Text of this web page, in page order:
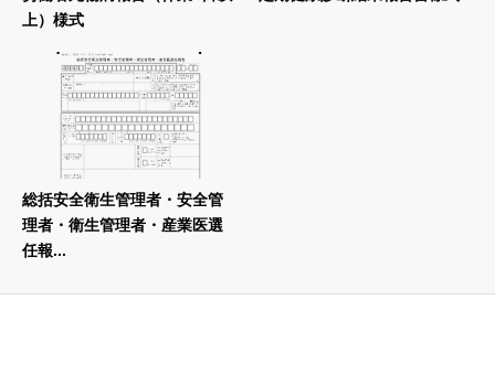
上）様式
総括安全衛生管理者・安全管
理者・衛生管理者・産業医選
任報...